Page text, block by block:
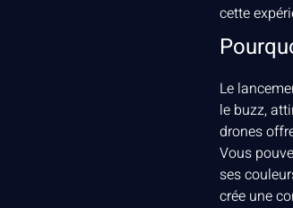
cette
Le
le buzz,
drones
Vous
ses
crée une